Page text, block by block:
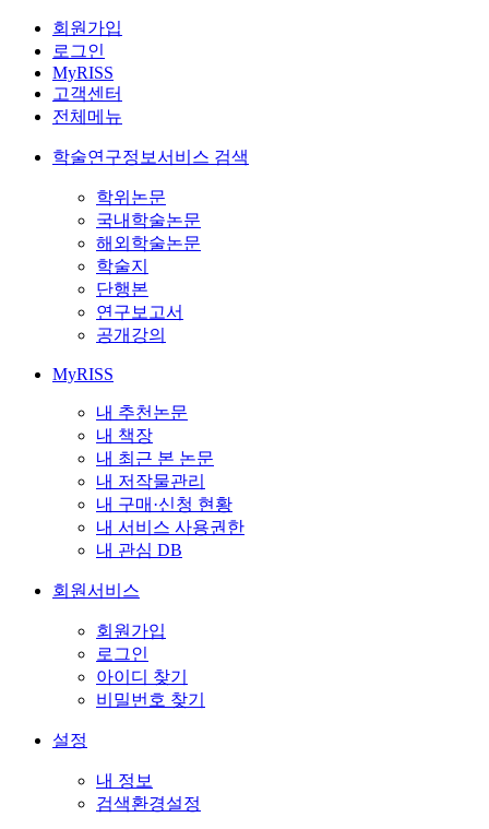
회원가입
로그인
MyRISS
고객센터
전체메뉴
학술연구정보서비스 검색
학위논문
국내학술논문
해외학술논문
학술지
단행본
연구보고서
공개강의
MyRISS
내 추천논문
내 책장
내 최근 본 논문
내 저작물관리
내 구매·신청 현황
내 서비스 사용권한
내 관심 DB
회원서비스
회원가입
로그인
아이디 찾기
비밀번호 찾기
설정
내 정보
검색환경설정